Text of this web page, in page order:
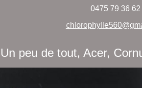
0475 79 36 62
Un peu de tout, Acer,